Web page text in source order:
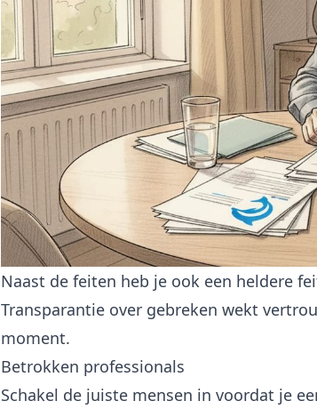
Naast de feiten heb je ook een heldere
Transparantie over gebreken wekt
moment.
Betrokken professionals
Schakel de juiste mensen in voordat je